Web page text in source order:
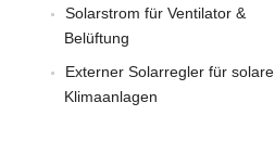
Solarstrom für Ventilator &
Belüftung
Externer Solarregler für solare
Klimaanlagen